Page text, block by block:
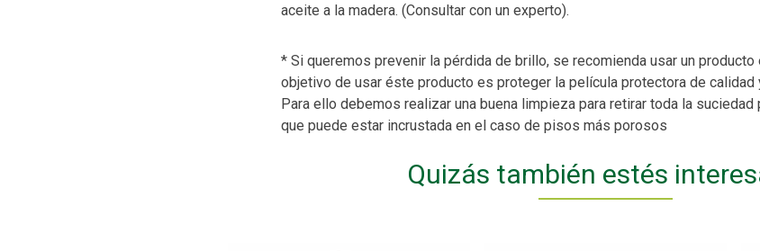
aceite a la madera. (Consultar con un experto).
* Si queremos prevenir la pérdida de brillo, se recomienda usar un
objetivo de usar éste producto es proteger la película protectora de
Para ello debemos realizar una buena limpieza para retirar toda la
que puede estar incrustada en el caso de pisos más porosos
Quizás también estés